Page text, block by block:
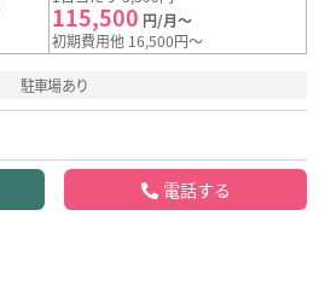
115,500 円/月～
初期費用他 16,500円～
駐車場あり
電話する